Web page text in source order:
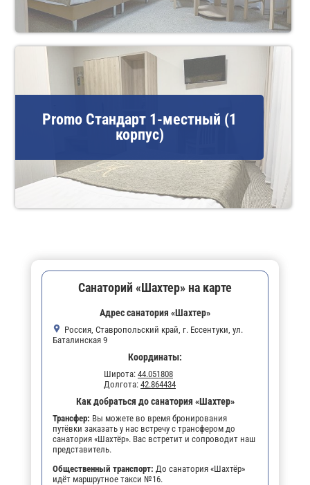
Promo Стандарт 1-местный (1
корпус)
Санаторий «Шахтер» на карте
Адрес санатория «Шахтер»
Россия, Ставропольский край, г. Ессентуки, ул.
Баталинская 9
Координаты:
Широта: 44.051808
Долгота: 42.864434
Как добраться до санатория «Шахтер»
Трансфер: Вы можете во время бронирования
путёвки заказать у нас встречу с трансфером до
санатория «Шахтёр». Вас встретит и сопроводит наш
представитель.
Общественный транспорт: До санатория «Шахтёр»
идёт маршрутное такси №16.